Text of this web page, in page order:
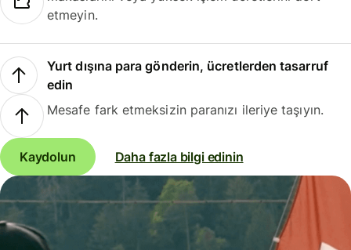
etmeyin.
Yurt dışına para gönderin, ücretlerden tasarruf
edin
Mesafe fark etmeksizin paranızı ileriye taşıyın.
Kaydolun Daha fazla bilgi edinin